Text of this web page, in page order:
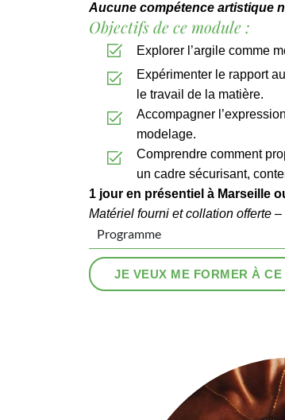
Aucune compétence artistique
Objectifs de ce module :
Explorer l’argile comme
Expérimenter le rapport
le travail de la matière.
Accompagner
modelage.
Comprendre comment
un cadre sécurisant,
1 jour en présentiel à Marseille
Matériel fourni et collation offerte –
Programme
JE VEUX ME FORMER À